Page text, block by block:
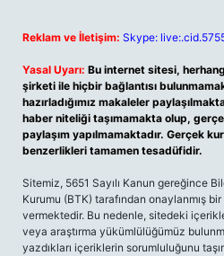
Reklam ve İletişim: Skype:
Yasal Uyarı: Bu internet sitesi,
şirketi ile hiçbir bağlantısı
hazırladığımız makaleler
haber niteliği taşımamakta olup,
paylaşım yapılmamaktadır. Gerçek
benzerlikleri tamamen tesadüfidir.
Sitemiz, 5651 Sayılı Kanun gereğince
Kurumu (BTK) tarafından onaylanmış
vermektedir. Bu nedenle, sitedeki
veya araştırma yükümlülüğümüz
yazdıkları içeriklerin sorumluluğunu